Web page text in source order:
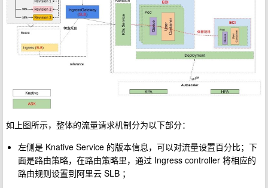
如上图所示，整体的流量请求机制分为以下部分：
左侧是 Knative Service 的版本信息，可以对流量设置百分比；下
面是路由策略，在路由策略里，通过 Ingress controller 将相应的
路由规则设置到阿里云 SLB ；